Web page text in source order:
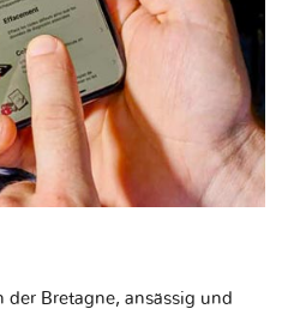
der Bretagne, ansässig und